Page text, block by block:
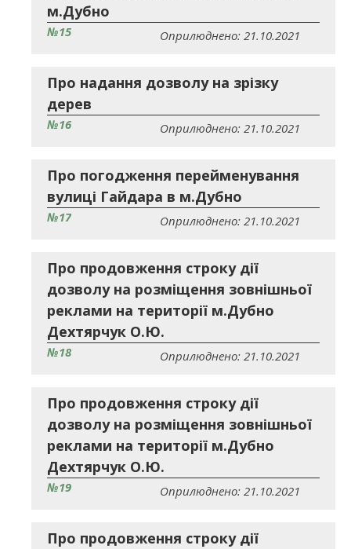
м.Дубно
№15 Оприлюднено: 21.10.2021
Про надання дозволу на зрізку
дерев
№16 Оприлюднено: 21.10.2021
Про погодження перейменування
вулиці Гайдара в м.Дубно
№17 Оприлюднено: 21.10.2021
Про продовження строку дії
дозволу на розміщення зовнішньої
реклами на території м.Дубно
Дехтярчук О.Ю.
№18 Оприлюднено: 21.10.2021
Про продовження строку дії
дозволу на розміщення зовнішньої
реклами на території м.Дубно
Дехтярчук О.Ю.
№19 Оприлюднено: 21.10.2021
Про продовження строку дії